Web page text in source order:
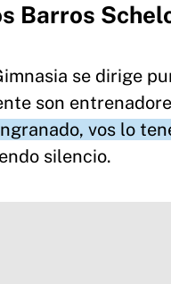
Barros
se dirige
son
vos lo
silencio.